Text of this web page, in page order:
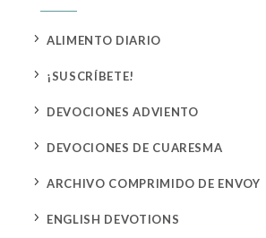
5 ALIMENTO DIARIO
5 ¡SUSCRÍBETE!
5 DEVOCIONES ADVIENTO
5 DEVOCIONES DE CUARESMA
5 ARCHIVO COMPRIMIDO DE ENVOY
5 ENGLISH DEVOTIONS